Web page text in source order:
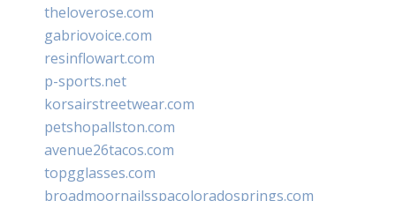
theloverose.com
gabriovoice.com
resinflowart.com
p-sports.net
korsairstreetwear.com
petshopallston.com
avenue26tacos.com
topgglasses.com
broadmoornailsspacoloradosprings.com